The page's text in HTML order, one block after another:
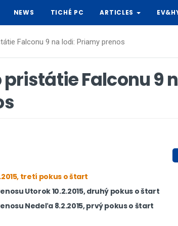
NEWS TICHÉ PC ARTICLES
Falconu 9 na lodi: Priamy prenos
pristátie Falconu 9
tretí pokus o štart
Utorok 10.2.2015, druhý pokus o štart
Nedeľa 8.2.2015, prvý pokus o štart